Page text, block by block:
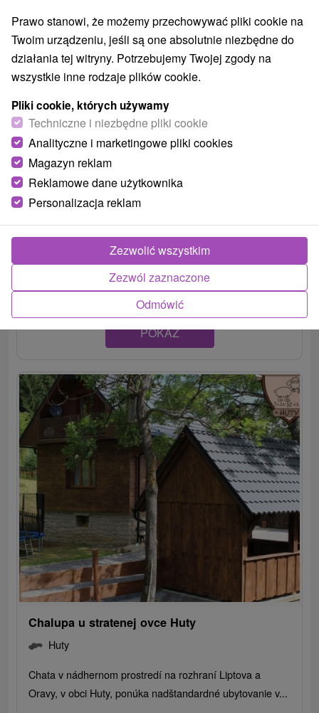
Drevenica Huty 122 Huty
Huty
Štýlová drevenica na rozhraní Oravy a Liptova, v obci
Huty, celoročne ponúka komfortné ubytovanie so...
POKAZ
Chalupa u stratenej ovce Huty
Huty
Chata v nádhernom prostredí na rozhraní Liptova a
Oravy, v obci Huty, ponúka nadštandardné ubytovanie v...
Prawo stanowi, że możemy przechowywać pliki cookie na
Twoim urządzeniu, jeśli są one absolutnie niezbędne do
działania tej witryny. Potrzebujemy Twojej zgody na
wszystkie inne rodzaje plików cookie.
Pliki cookie, których używamy
Techniczne i niezbędne pliki cookie
Analityczne i marketingowe pliki cookies
Magazyn reklam
Reklamowe dane użytkownika
Personalizacja reklam
Odmówić
Zezwól zaznaczone
Zezwolić wszystkim